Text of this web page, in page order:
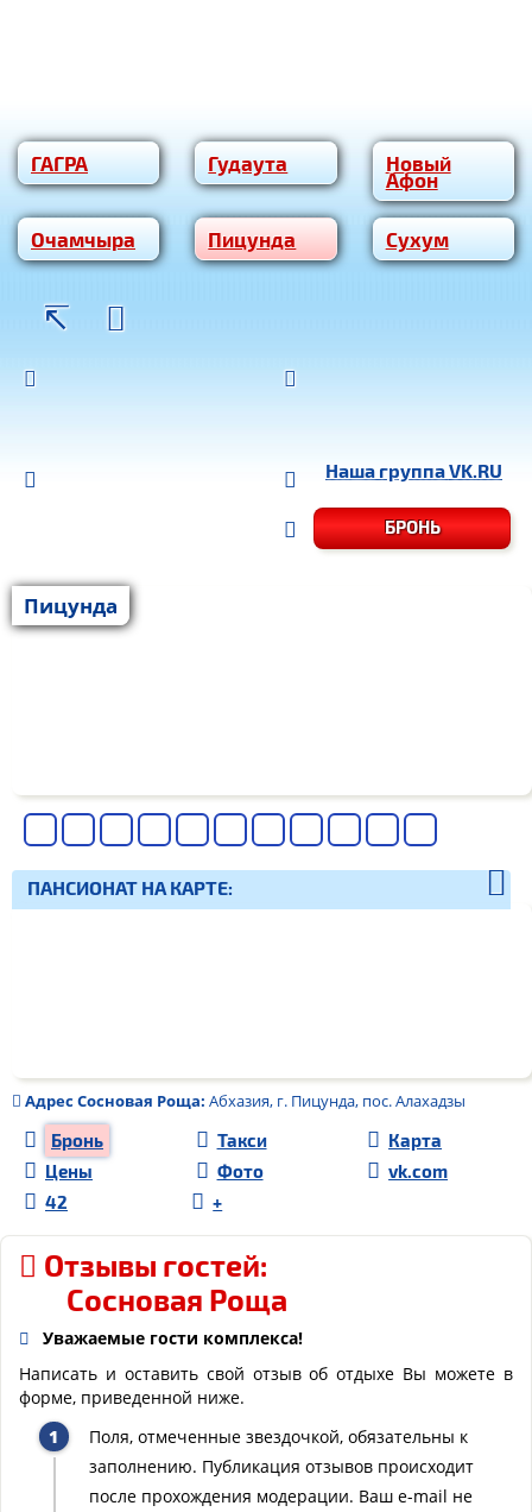
ГАГРА Гудаута Новый
Афон
Очам­чы­ра Пицунда Сухум
Наша группаVK.RU
БРОНЬ
Пицунда
ПАНСИОНАТ НА КАРТЕ:
АдресСосновая Роща: Абхазия, г. Пицунда, пос. Алахадзы
Бронь
Цены
Такси
Фото
Карта
vk.com
42
+
Отзывы гостей:
Сосновая Роща
Уважаемые гости комплекса!
Написать и оставить свой отзыв об отдыхе Вы можете в
форме, приведенной ниже.
Поля, отмеченные звездочкой, обязательны к
заполнению. Публикация отзывов происходит
после прохождения модерации. Ваш e-mail не